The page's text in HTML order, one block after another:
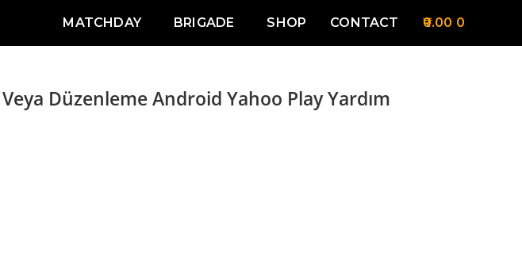
MATCHDAY BRIGADE SHOP CONTACT 0.00 0
Düzenleme Android Yahoo Play Yardım